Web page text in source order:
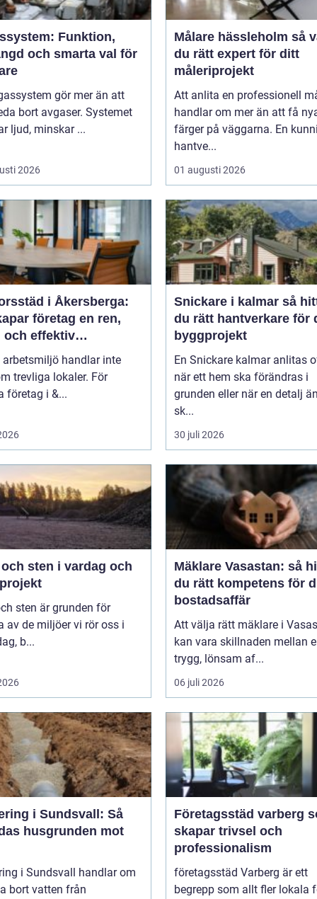
Funktion,
och smarta val för
gör mer än att
bort avgaser. Systemet
ljud, minskar ...
2026
Målare hässleholm så väljer
du rätt expert för ditt
måleriprojekt
Att anlita en professionell
handlar om mer än att få
färger på väggarna. En
hantve...
01 augusti 2026
i Åkersberga:
företag en ren,
och effektiv
arbetsmiljö handlar inte
trevliga lokaler. För
företag i &...
Snickare i kalmar så hittar
du rätt hantverkare för
byggprojekt
En Snickare kalmar anlitas
när ett hem ska förändras i
grunden eller när en detalj äntligen
sk...
30 juli 2026
sten i vardag och
sten är grunden för
av de miljöer vi rör oss i
b...
Mäklare Vasastan: så
du rätt kompetens för
bostadsaffär
Att välja rätt mäklare i
kan vara skillnaden mellan
trygg, lönsam af...
06 juli 2026
i Sundsvall: Så
husgrunden mot
i Sundsvall handlar om
bort vatten från
Företagsstäd varberg
skapar trivsel och
professionalism
företagsstäd Varberg är ett
begrepp som allt fler lokala